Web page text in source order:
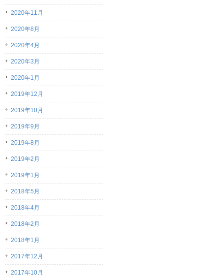
2020年11月
2020年8月
2020年4月
2020年3月
2020年1月
2019年12月
2019年10月
2019年9月
2019年8月
2019年2月
2019年1月
2018年5月
2018年4月
2018年2月
2018年1月
2017年12月
2017年10月